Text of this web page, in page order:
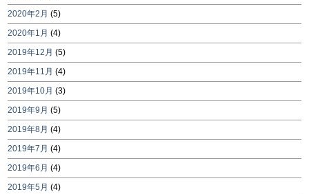
2020年2月 (5)
2020年1月 (4)
2019年12月 (5)
2019年11月 (4)
2019年10月 (3)
2019年9月 (5)
2019年8月 (4)
2019年7月 (4)
2019年6月 (4)
2019年5月 (4)